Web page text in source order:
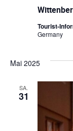
Tourist-
Germany
Mai 2025
SA.
31